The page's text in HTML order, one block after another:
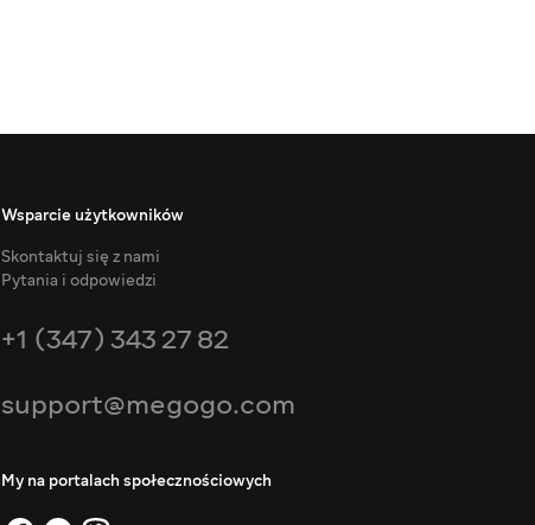
Wsparcie użytkowników
Skontaktuj się z nami
Pytania i odpowiedzi
+1 (347) 343 27 82
support@megogo.com
My na portalach społecznościowych